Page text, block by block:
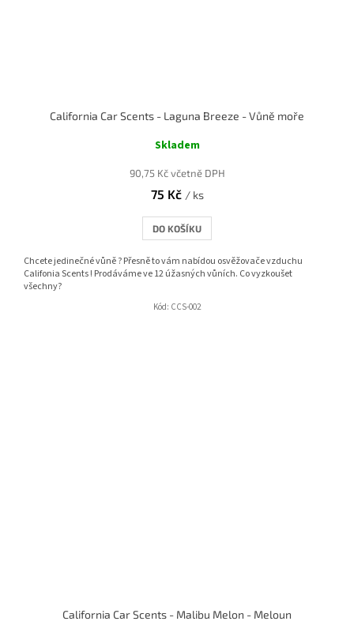
California Car Scents - Laguna Breeze - Vůně moře
Skladem
90,75 Kč včetně DPH
75 Kč / ks
DO KOŠÍKU
Chcete jedinečné vůně ? Přesně to vám nabídou osvěžovače vzduchu
Califonia Scents ! Prodáváme ve 12 úžasných vůních. Co vyzkoušet
všechny?
Kód: CCS-002
California Car Scents - Malibu Melon - Meloun